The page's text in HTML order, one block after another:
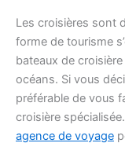
Les croisières sont
forme de tourisme
bateaux de
océans. Si vous
préférable de vous
croisière
agence de voyage